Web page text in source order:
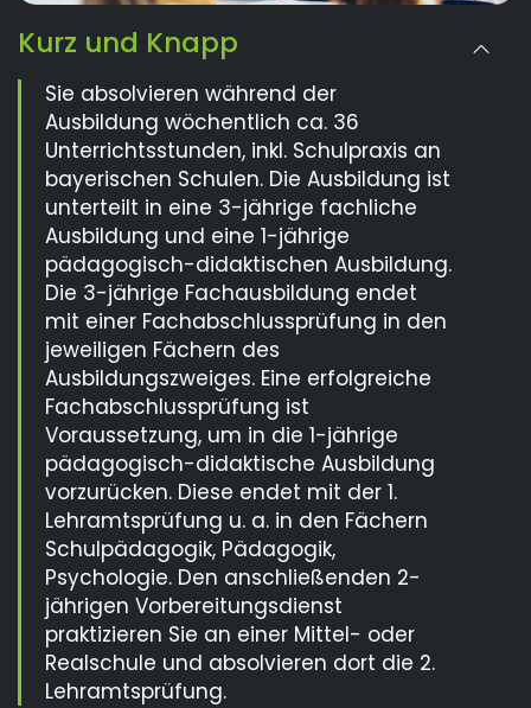
Kurz und Knapp
Sie absolvieren während der
Ausbildung wöchentlich ca. 36
Unterrichtsstunden, inkl. Schulpraxis an
bayerischen Schulen. Die Ausbildung ist
unterteilt in eine 3-jährige fachliche
Ausbildung und eine 1-jährige
pädagogisch-didaktischen Ausbildung.
Die 3-jährige Fachausbildung endet
mit einer Fachabschlussprüfung in den
jeweiligen Fächern des
Ausbildungszweiges. Eine erfolgreiche
Fachabschlussprüfung ist
Voraussetzung, um in die 1-jährige
pädagogisch-didaktische Ausbildung
vorzurücken. Diese endet mit der 1.
Lehramtsprüfung u. a. in den Fächern
Schulpädagogik, Pädagogik,
Psychologie. Den anschließenden 2-
jährigen Vorbereitungsdienst
praktizieren Sie an einer Mittel- oder
Realschule und absolvieren dort die 2.
Lehramtsprüfung.